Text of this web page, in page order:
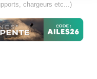
chargeurs etc...)